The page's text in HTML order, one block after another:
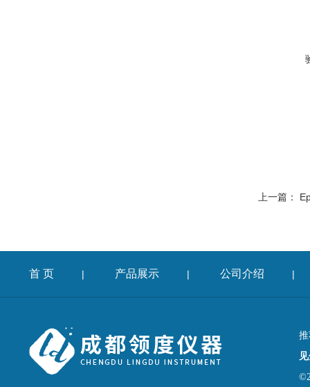
上一篇：
首 页 | 产品展示 | 公司介绍 |